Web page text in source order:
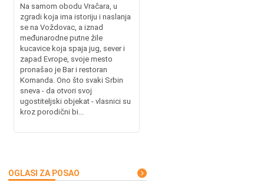
Na samom obodu Vračara, u
zgradi koja ima istoriju i naslanja
se na Voždovac, a iznad
međunarodne putne žile
kucavice koja spaja jug, sever i
zapad Evrope, svoje mesto
pronašao je Bar i restoran
Komanda. Ono što svaki Srbin
sneva - da otvori svoj
ugostiteljski objekat - vlasnici su
kroz porodični bi...
OGLASI ZA POSAO